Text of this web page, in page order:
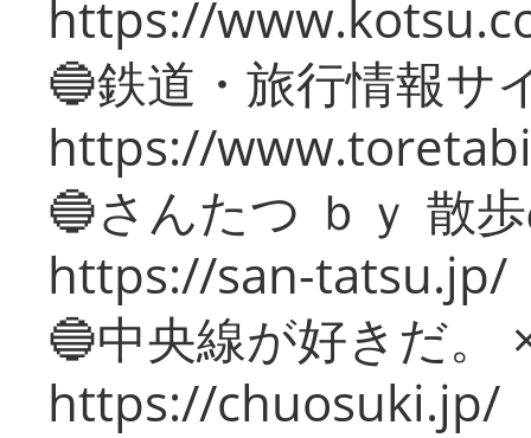
https://
🔵鉄道・旅行情報サ
https://
🔵さんたつ ｂｙ 散
https://san-tatsu.jp/
🔵中央線が好きだ。
https://chuosuki.jp/